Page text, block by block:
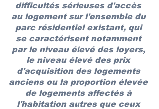
difficultés sérieuses d'accès
au logement sur l'ensemble du
parc résidentiel existant, qui
se caractérisent notamment
par le niveau élevé des loyers,
le niveau élevé des prix
d'acquisition des logements
anciens ou la proportion élevée
de logements affectés à
l'habitation autres que ceux